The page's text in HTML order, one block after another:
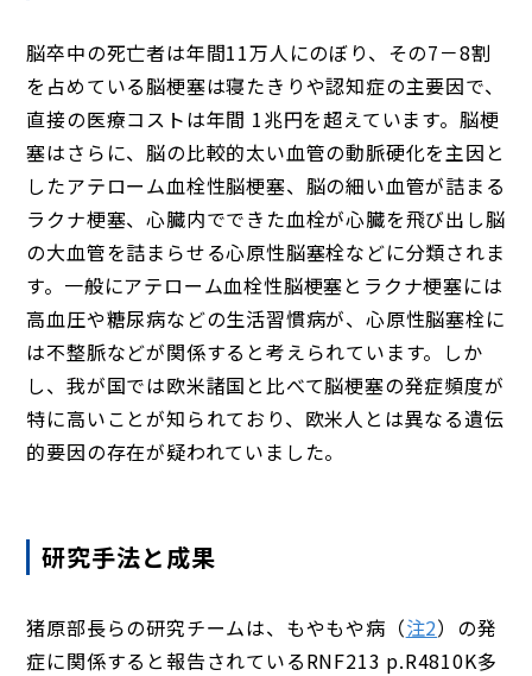
脳卒中の死亡者は年間11万人にのぼり、その7－8割
を占めている脳梗塞は寝たきりや認知症の主要因で、
直接の医療コストは年間 1兆円を超えています。脳梗
塞はさらに、脳の比較的太い血管の動脈硬化を主因と
したアテローム血栓性脳梗塞、脳の細い血管が詰まる
ラクナ梗塞、心臓内でできた血栓が心臓を飛び出し脳
の大血管を詰まらせる心原性脳塞栓などに分類されま
す。一般にアテローム血栓性脳梗塞とラクナ梗塞には
高血圧や糖尿病などの生活習慣病が、心原性脳塞栓に
は不整脈などが関係すると考えられています。しか
し、我が国では欧米諸国と比べて脳梗塞の発症頻度が
特に高いことが知られており、欧米人とは異なる遺伝
的要因の存在が疑われていました。
研究手法と成果
猪原部長らの研究チームは、もやもや病（注2）の発
症に関係すると報告されているRNF213 p.R4810K多